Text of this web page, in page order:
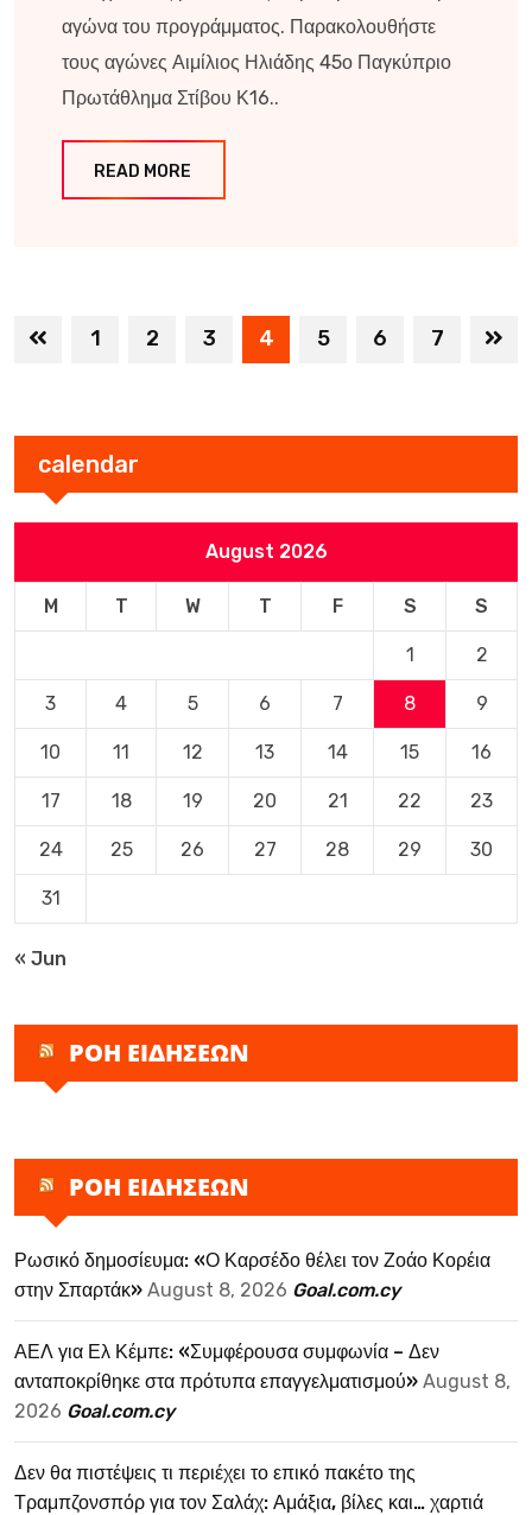
αγώνα του προγράμματος. Παρακολουθήστε
τους αγώνες Αιμίλιος Ηλιάδης 45ο Παγκύπριο
Πρωτάθλημα Στίβου Κ16..
READ MORE
1 2 3 4 5 6 7
calendar
August 2026
M T W T F S S
1 2
3 4 5 6 7 8 9
10 11 12 13 14 15 16
17 18 19 20 21 22 23
24 25 26 27 28 29 30
31
« Jun
ΡΟΗ ΕΙΔΗΣΕΩΝ
ΡΟΗ ΕΙΔΗΣΕΩΝ
Ρωσικό δημοσίευμα: «Ο Καρσέδο θέλει τον Ζοάο Κορέια
στην Σπαρτάκ» August 8, 2026 Goal.com.cy
ΑΕΛ για Ελ Κέμπε: «Συμφέρουσα συμφωνία – Δεν
ανταποκρίθηκε στα πρότυπα επαγγελματισμού» August 8,
2026 Goal.com.cy
Δεν θα πιστέψεις τι περιέχει το επικό πακέτο της
Τραμπζονσπόρ για τον Σαλάχ: Αμάξια, βίλες και… χαρτιά